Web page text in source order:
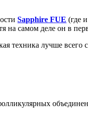
Sapphire FUE (где
самом деле он в
лучше всего